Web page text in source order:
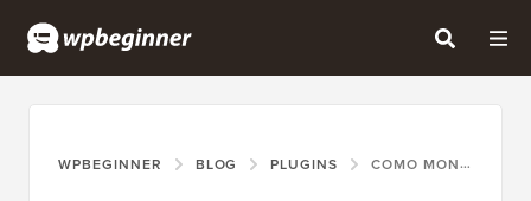
WPBEGINNER BLOG PLUGINS COMO MONITORAR A ATIVIDADE DO USUÁRIO NO WORDPRESS COM LOGS DE AUDITORIA DE SEGURANÇA